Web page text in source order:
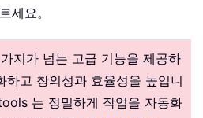
세요。
지가 넘는 고급 기능을 제공하
하고 창의성과 효율성을 높입니
는 정밀하게 작업을 자동화